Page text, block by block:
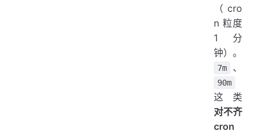
（cro
n 粒度
1 分
钟）。
7m 、
90m
这类
对不齐
cron